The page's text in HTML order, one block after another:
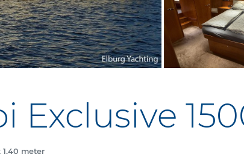
Exclusive
1.40 meter